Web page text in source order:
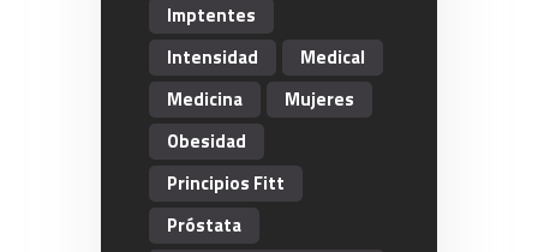
Imptentes
Intensidad
Medical
Medicina
Mujeres
Obesidad
Principios Fitt
Próstata